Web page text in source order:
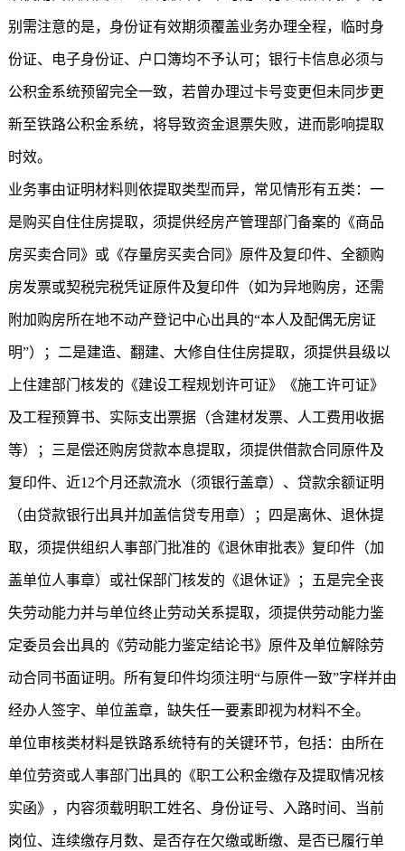
别需注意的是，身份证有效期须覆盖业务办理全程，临时身
份证、电子身份证、户口簿均不予认可；银行卡信息必须与
公积金系统预留完全一致，若曾办理过卡号变更但未同步更
新至铁路公积金系统，将导致资金退票失败，进而影响提取
时效。
业务事由证明材料则依提取类型而异，常见情形有五类：一
是购买自住住房提取，须提供经房产管理部门备案的《商品
房买卖合同》或《存量房买卖合同》原件及复印件、全额购
房发票或契税完税凭证原件及复印件（如为异地购房，还需
附加购房所在地不动产登记中心出具的“本人及配偶无房证
明”）；二是建造、翻建、大修自住住房提取，须提供县级以
上住建部门核发的《建设工程规划许可证》《施工许可证》
及工程预算书、实际支出票据（含建材发票、人工费用收据
等）；三是偿还购房贷款本息提取，须提供借款合同原件及
复印件、近12个月还款流水（须银行盖章）、贷款余额证明
（由贷款银行出具并加盖信贷专用章）；四是离休、退休提
取，须提供组织人事部门批准的《退休审批表》复印件（加
盖单位人事章）或社保部门核发的《退休证》；五是完全丧
失劳动能力并与单位终止劳动关系提取，须提供劳动能力鉴
定委员会出具的《劳动能力鉴定结论书》原件及单位解除劳
动合同书面证明。所有复印件均须注明“与原件一致”字样并由
经办人签字、单位盖章，缺失任一要素即视为材料不全。
单位审核类材料是铁路系统特有的关键环节，包括：由所在
单位劳资或人事部门出具的《职工公积金缴存及提取情况核
实函》，内容须载明职工姓名、身份证号、入路时间、当前
岗位、连续缴存月数、是否存在欠缴或断缴、是否已履行单